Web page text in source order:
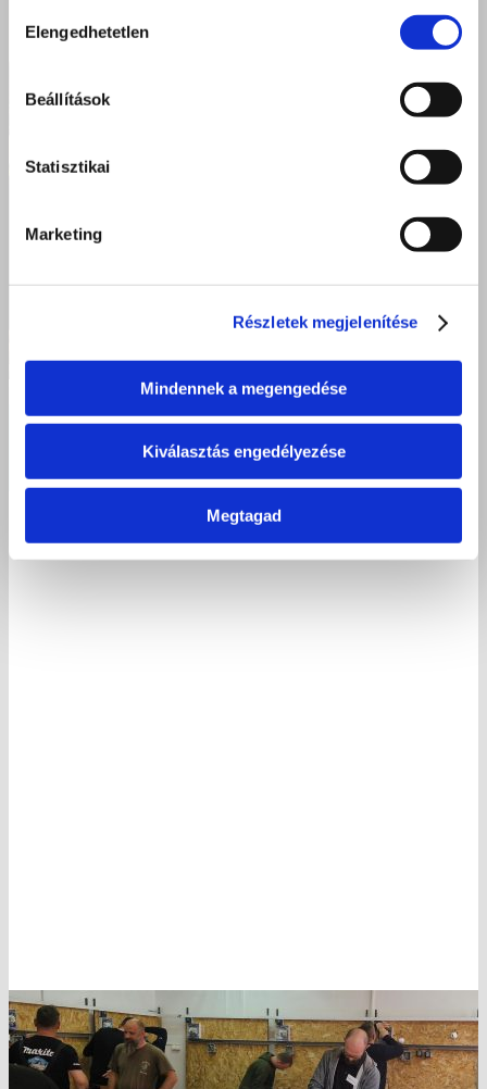
kiválasztása
Elengedhetetlen
Beállítások
Statisztikai
Marketing
Részletek megjelenítése
Mindennek a megengedése
Kiválasztás engedélyezése
Megtagad
Sikeres villanyszerelő szakmai vizsgák Kisvárdán – Új
szakemberekkel erősödik a térség